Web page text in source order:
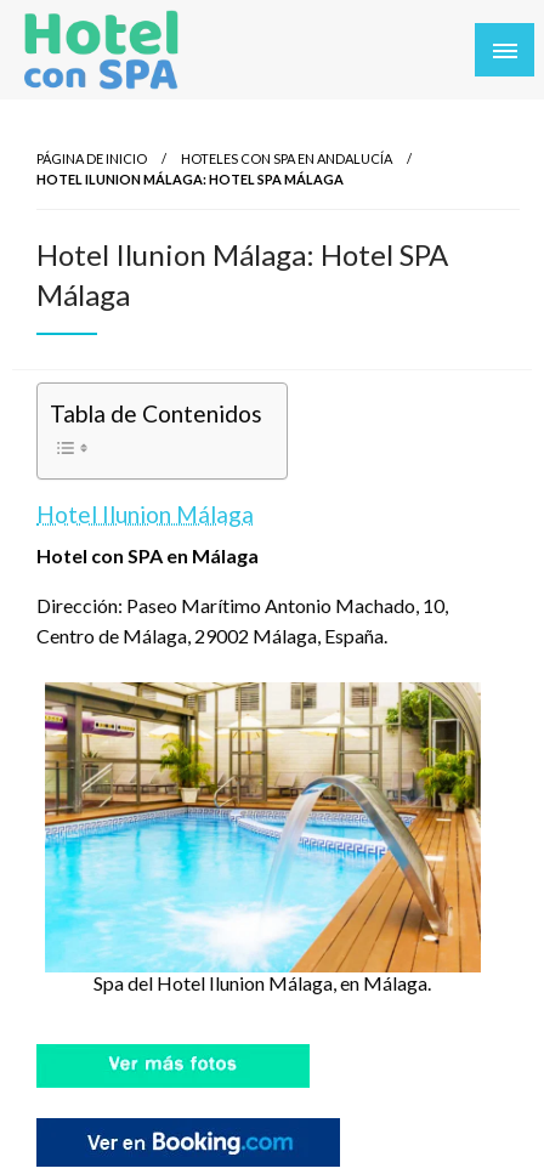
Saltar
contenido
PÁGINA DE INICIO
HOTELES CON SPA EN ANDALUCÍA
HOTEL ILUNION MÁLAGA: HOTEL SPA MÁLAGA
Hotel Ilunion Málaga: Hotel SPA
Málaga
Tabla de Contenidos
Hotel Ilunion Málaga
Hotel con SPA en Málaga
Dirección: Paseo Marítimo Antonio Machado, 10,
Centro de Málaga, 29002 Málaga, España.
Spa del Hotel Ilunion Málaga, en Málaga.